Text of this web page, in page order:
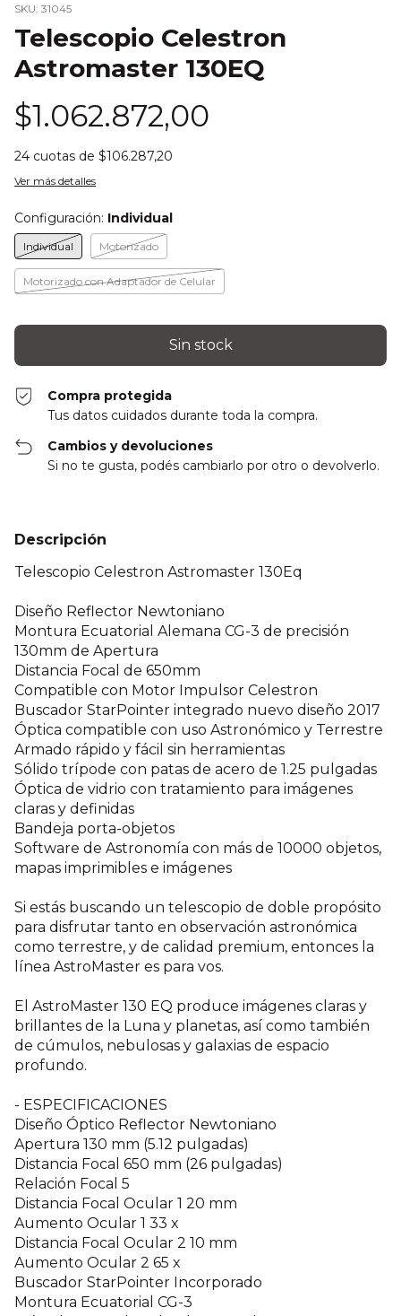
SKU: 31045
Telescopio Celestron
Astromaster 130EQ
$1.062.872,00
24 cuotas de $106.287,20
Ver más detalles
Configuración: Individual
Individual Motorizado
Motorizado con Adaptador de Celular
Compra protegida
Tus datos cuidados durante toda la compra.
Cambios y devoluciones
Si no te gusta, podés cambiarlo por otro o devolverlo.
Descripción
Telescopio Celestron Astromaster 130Eq
Diseño Reflector Newtoniano
Montura Ecuatorial Alemana CG-3 de precisión
130mm de Apertura
Distancia Focal de 650mm
Compatible con Motor Impulsor Celestron
Buscador StarPointer integrado nuevo diseño 2017
Óptica compatible con uso Astronómico y Terrestre
Armado rápido y fácil sin herramientas
Sólido trípode con patas de acero de 1.25 pulgadas
Óptica de vidrio con tratamiento para imágenes
claras y definidas
Bandeja porta-objetos
Software de Astronomía con más de 10000 objetos,
mapas imprimibles e imágenes
Si estás buscando un telescopio de doble propósito
para disfrutar tanto en observación astronómica
como terrestre, y de calidad premium, entonces la
línea AstroMaster es para vos.
El AstroMaster 130 EQ produce imágenes claras y
brillantes de la Luna y planetas, así como también
de cúmulos, nebulosas y galaxias de espacio
profundo.
- ESPECIFICACIONES
Diseño Óptico Reflector Newtoniano
Apertura 130 mm (5.12 pulgadas)
Distancia Focal 650 mm (26 pulgadas)
Relación Focal 5
Distancia Focal Ocular 1 20 mm
Aumento Ocular 1 33 x
Distancia Focal Ocular 2 10 mm
Aumento Ocular 2 65 x
Buscador StarPointer Incorporado
Montura Ecuatorial CG-3